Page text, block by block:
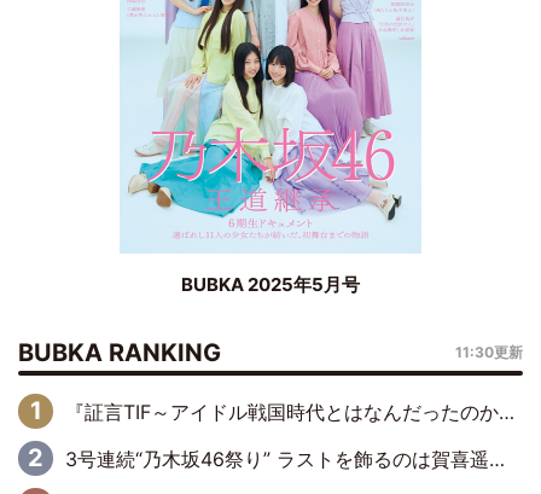
BUBKA 2025年5月号
BUBKA RANKING 11:30更新
『証言TIF～アイドル戦国時代とはなんだったのか～』第6回：でんぱ組.inc・古川未鈴×相沢梨紗「『ハロプロやりたかったな』って言ったら、夢眠ねむさんに『てめえはでんぱ組．incなんだよ！』って肩パンされて(笑)」
3号連続“乃木坂46祭り” ラストを飾るのは賀喜遥香…5年ぶりの登場に「5年分大人になった私を見ていただけたら」